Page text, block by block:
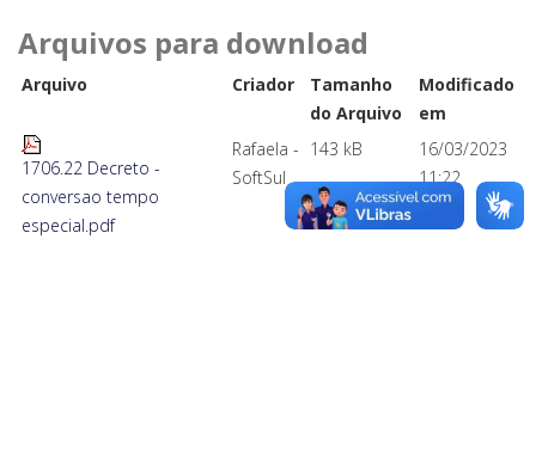
Arquivos para download
Arquivo Criador
Tamanho
do Arquivo
Modificado
em
1706.22 Decreto -
conversao tempo
especial.pdf
Rafaela -
SoftSul
143 kB
16/03/2023
11:22